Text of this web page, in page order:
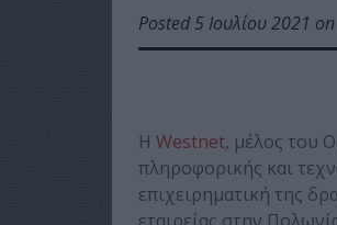
Posted 5 Ιουλίου 2021 on
Η Westnet, μέλος του
πληροφορικής και
επιχειρηματική της